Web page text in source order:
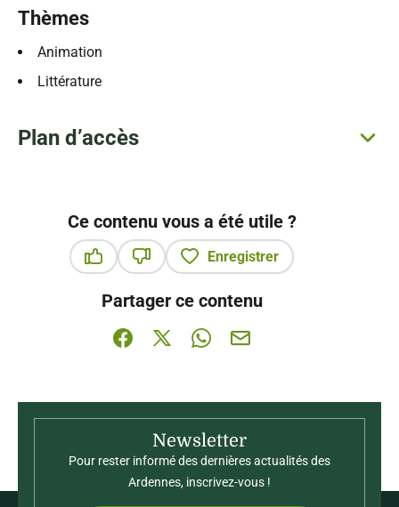
Thèmes
Animation
Littérature
Plan d’accès
Ce contenu vous a été utile ?
Enregistrer
Partager ce contenu
Partager sur Facebook (nouvelle fenêtre)
Partager sur X / Twitter (nouvelle
Partager sur WhatsApp
Partager par mail
Newsletter
Pour rester informé des dernières actualités des
Ardennes, inscrivez-vous !